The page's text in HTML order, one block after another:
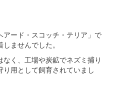
ード・スコッチ・テリア」で
ませんでした。
く、工場や炭鉱でネズミ捕り
用として飼育されていまし